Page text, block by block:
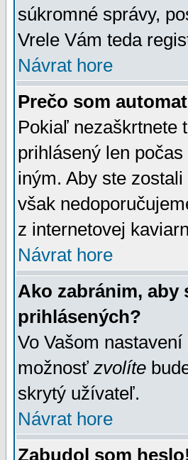
súkromné správy,
Vrele Vám teda
Návrat hore
Prečo som
Pokiaľ nezaškrtnete
prihlásený len
iným. Aby ste
však
z internetovej
Návrat hore
Ako zabránim, aby
prihlásených?
Vo Vašom
možnosť zvolíte
skrytý užívateľ.
Návrat hore
Zabudol som